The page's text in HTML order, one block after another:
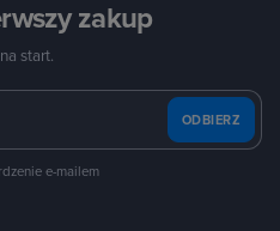
zakup
start.
ODBIERZ
e-mailem